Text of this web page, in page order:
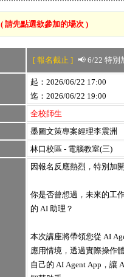
( 請先點選欲參加的場次 )
[ 報名截止 ] 📢 6/22 特別
起：2026/06/22 17:00
迄：2026/06/22 19:00
全校師生
墨圖文策專案經理李震洲
林口校區 - 電腦教室(三)
因報名反應熱烈，特別加
你是否曾想過，未來的工
的 AI 助理？
本次講座將帶領您從 AI
應用情境，透過實際操作
自己的 AI Agent App，讓